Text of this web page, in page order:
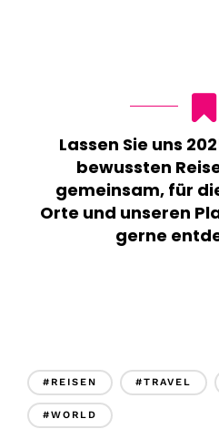
Lassen Sie uns
bewussten
gemeinsam, für
Orte und unseren
gerne
#REISEN #TRAVEL
#WORLD